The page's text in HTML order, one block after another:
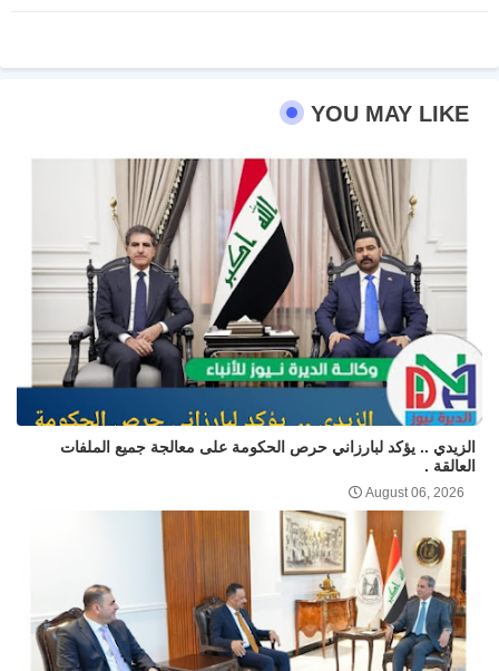
YOU MAY LIKE
الزيدي .. يؤكد لبارزاني حرص الحكومة على معالجة جميع الملفات
العالقة .
August 06, 2026